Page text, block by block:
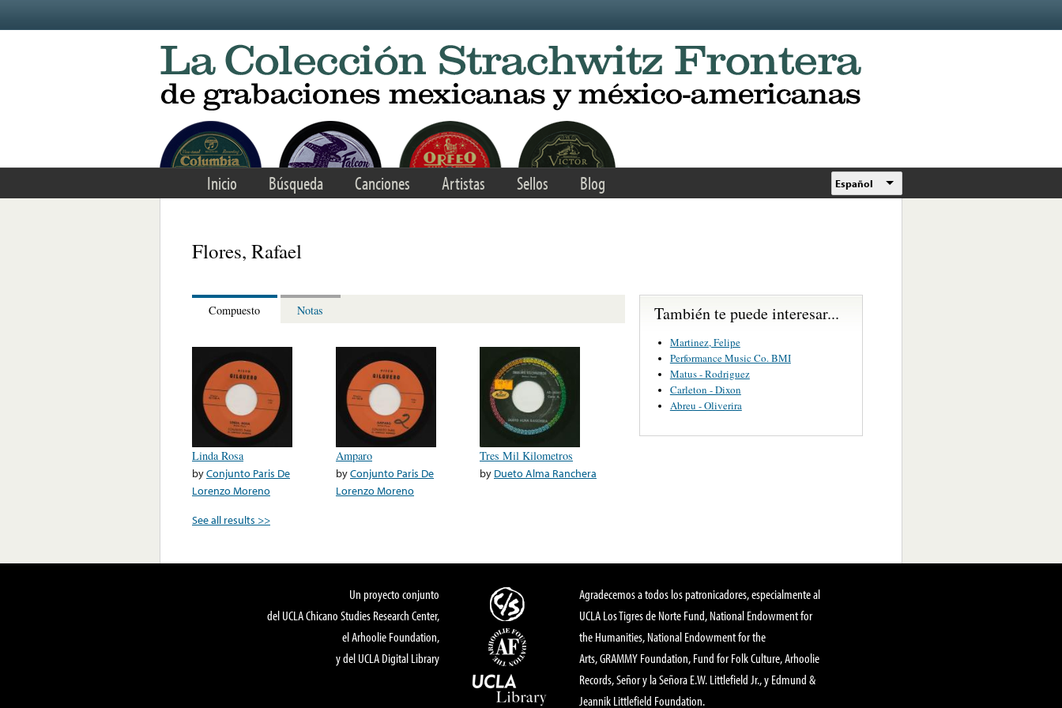
Inicio Búsqueda Canciones Artistas Sellos Blog Español
Flores, Rafael
Compuesto Notas
Linda Rosa
byConjunto Paris De
Lorenzo Moreno
Amparo
byConjunto Paris De
Lorenzo Moreno
Tres Mil Kilometros
by Dueto Alma Ranchera
See all results >>
También te puede interesar...
Martinez, Felipe
Performance Music Co. BMI
Matus - Rodriguez
Carleton - Dixon
Abreu - Oliverira
Un proyecto conjunto
del UCLA Chicano Studies Research Center,
el Arhoolie Foundation,
y del UCLA Digital Library
Agradecemos a todos los patronicadores, especialmente al
UCLA Los Tigres de Norte Fund, National Endowment for
the Humanities, National Endowment for the
Arts, GRAMMY Foundation, Fund for Folk Culture, Arhoolie
Records, Señor y la Señora E.W. Littlefield Jr., y Edmund &
Jeannik Littlefield Foundation.